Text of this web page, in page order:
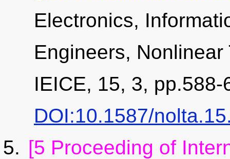
Electronics,
Engineers,
IEICE, 15, 3,
DOI:10.1587/
[5 Proceeding of